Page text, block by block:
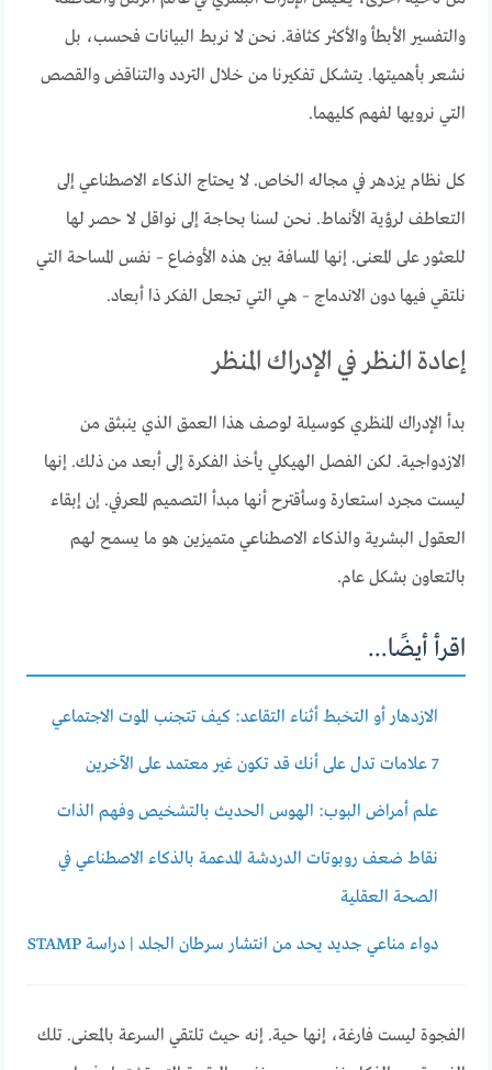
والتفسير الأبطأ والأكثر كثافة. نحن لا نربط البيانات فحسب، بل
نشعر بأهميتها. يتشكل تفكيرنا من خلال التردد والتناقض والقصص
التي نرويها لفهم كليهما.
كل نظام يزدهر في مجاله الخاص. لا يحتاج الذكاء الاصطناعي إلى
التعاطف لرؤية الأنماط. نحن لسنا بحاجة إلى نواقل لا حصر لها
للعثور على المعنى. إنها المسافة بين هذه الأوضاع – نفس المساحة التي
نلتقي فيها دون الاندماج – هي التي تجعل الفكر ذا أبعاد.
إعادة النظر في الإدراك المنظر
بدأ الإدراك المنظري كوسيلة لوصف هذا العمق الذي ينبثق من
الازدواجية. لكن الفصل الهيكلي يأخذ الفكرة إلى أبعد من ذلك. إنها
ليست مجرد استعارة وسأقترح أنها مبدأ التصميم المعرفي. إن إبقاء
العقول البشرية والذكاء الاصطناعي متميزين هو ما يسمح لهم
بالتعاون بشكل عام.
اقرأ أيضًا...
الازدهار أو التخبط أثناء التقاعد: كيف تتجنب الموت الاجتماعي
7 علامات تدل على أنك قد تكون غير معتمد على الآخرين
علم أمراض البوب: الهوس الحديث بالتشخيص وفهم الذات
نقاط ضعف روبوتات الدردشة المدعمة بالذكاء الاصطناعي في
الصحة العقلية
دواء مناعي جديد يحد من انتشار سرطان الجلد | دراسة STAMP
الفجوة ليست فارغة، إنها حية. إنه حيث تلتقي السرعة بالمعنى. تلك